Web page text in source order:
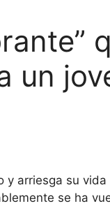
un
arriesga su
se ha